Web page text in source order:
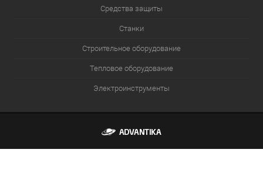
Средства защиты
Станки
Строительное оборудование
Тепловое оборудование
Электроинструменты